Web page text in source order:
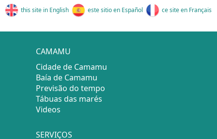
this site in English este sitio en Español ce site en Français
CAMAMU
Cidade de Camamu
Baía de Camamu
Previsão do tempo
Tábuas das marés
Videos
SERVIÇOS